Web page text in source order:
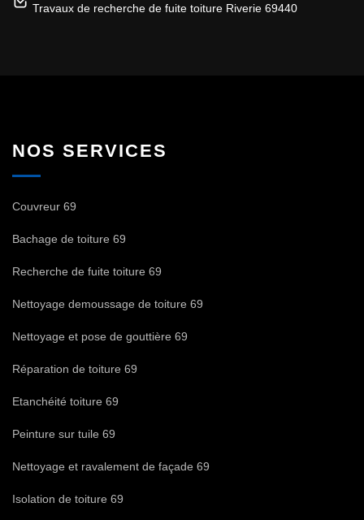
Travaux de recherche de fuite toiture Riverie 69440
NOS SERVICES
Couvreur 69
Bachage de toiture 69
Recherche de fuite toiture 69
Nettoyage demoussage de toiture 69
Nettoyage et pose de gouttière 69
Réparation de toiture 69
Etanchéité toiture 69
Peinture sur tuile 69
Nettoyage et ravalement de façade 69
Isolation de toiture 69